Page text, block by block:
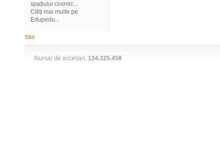
spațiului cosmic...
Citiți mai multe pe
Edupedu...
Stiri
Numar de accesari: 134.325.458